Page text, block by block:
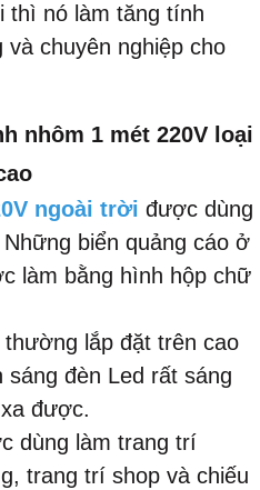
thì nó làm tăng tính
chuyên nghiệp cho
nhôm 1 mét 220V loại
ngoài trời được dùng
biển quảng cáo ở
làm bằng hình hộp chữ
lắp đặt trên cao
đèn Led rất sáng
được.
dùng làm trang trí
trang trí shop và chiếu